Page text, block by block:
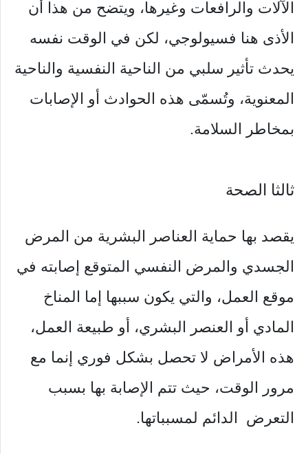
الآلات والرافعات وغيرها، ويتضح من هذا أن
الأذى هنا فسيولوجي، لكن في الوقت نفسه
يحدث تأثير سلبي من الناحية النفسية والناحية
المعنوية، وتُسمّى هذه الحوادث أو الإصابات
بمخاطر السلامة.
ثالثا الصحة
يقصد بها حماية العناصر البشرية من المرض
الجسدي والمرض النفسي المتوقع إصابته في
موقع العمل، والتي يكون سببها إما المناخ
المادي أو العنصر البشري، أو طبيعة العمل،
هذه الأمراض لا تحصل بشكل فوري إنما مع
مرور الوقت، حيث تتم الإصابة بها بسبب
التعرض الدائم لمسبباتها.